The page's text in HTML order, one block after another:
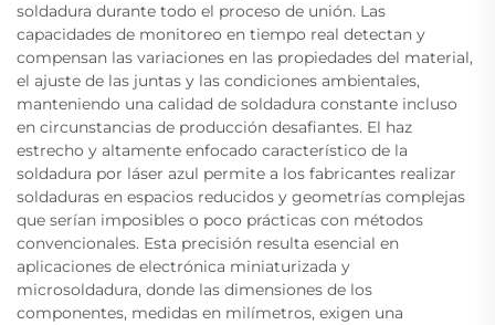
soldadura durante todo el proceso de unión. Las
capacidades de monitoreo en tiempo real detectan y
compensan las variaciones en las propiedades del material,
el ajuste de las juntas y las condiciones ambientales,
manteniendo una calidad de soldadura constante incluso
en circunstancias de producción desafiantes. El haz
estrecho y altamente enfocado característico de la
soldadura por láser azul permite a los fabricantes realizar
soldaduras en espacios reducidos y geometrías complejas
que serían imposibles o poco prácticas con métodos
convencionales. Esta precisión resulta esencial en
aplicaciones de electrónica miniaturizada y
microsoldadura, donde las dimensiones de los
componentes, medidas en milímetros, exigen una